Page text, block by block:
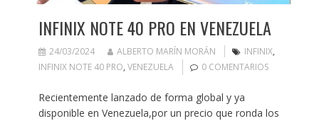
INFINIX NOTE 40 PRO EN VENEZUELA
24/03/2024 ALBERTO MARÍN MORÁN INFINIX,
INFINIX NOTE 40 PRO, VENEZUELA 0 COMENTARIOS
Recientemente lanzado de forma global y ya
disponible en Venezuela,por un precio que ronda los